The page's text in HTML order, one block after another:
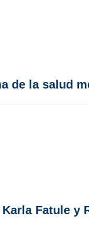
de la salud
Fatule y